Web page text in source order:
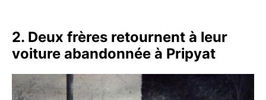
2. Deux frères retournent à leur
voiture abandonnée à Pripyat